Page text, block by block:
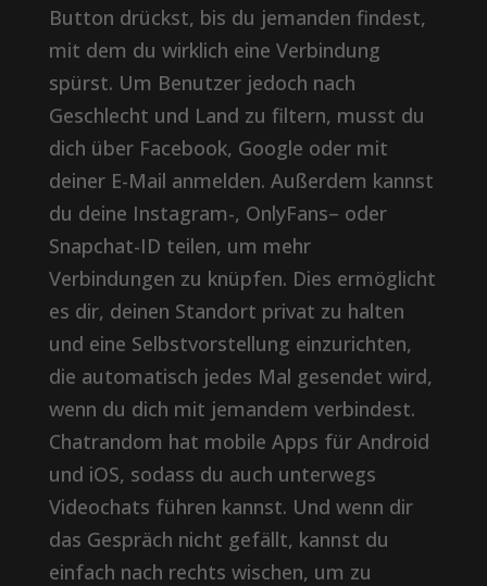
Button drückst, bis du jemanden findest,
mit dem du wirklich eine Verbindung
spürst. Um Benutzer jedoch nach
Geschlecht und Land zu filtern, musst du
dich über Facebook, Google oder mit
deiner E-Mail anmelden. Außerdem kannst
du deine Instagram-, OnlyFans– oder
Snapchat-ID teilen, um mehr
Verbindungen zu knüpfen. Dies ermöglicht
es dir, deinen Standort privat zu halten
und eine Selbstvorstellung einzurichten,
die automatisch jedes Mal gesendet wird,
wenn du dich mit jemandem verbindest.
Chatrandom hat mobile Apps für Android
und iOS, sodass du auch unterwegs
Videochats führen kannst. Und wenn dir
das Gespräch nicht gefällt, kannst du
einfach nach rechts wischen, um zu